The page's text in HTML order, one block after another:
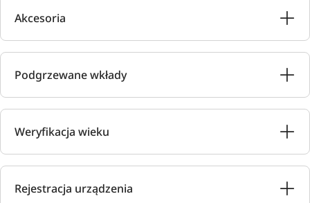
Akcesoria
Podgrzewane wkłady
Weryfikacja wieku
Rejestracja urządzenia